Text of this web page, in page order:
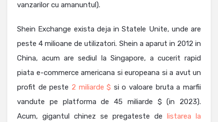
vanzarilor cu amanuntul).
Shein Exchange exista deja in Statele Unite, unde are
peste 4 milioane de utilizatori. Shein a aparut in 2012 in
China, acum are sediul la Singapore, a cucerit rapid
piata e-commerce americana si europeana si a avut un
profit de peste 2 miliarde $ si o valoare bruta a marfii
vandute pe platforma de 45 miliarde $ (in 2023).
Acum, gigantul chinez se pregateste de listarea la